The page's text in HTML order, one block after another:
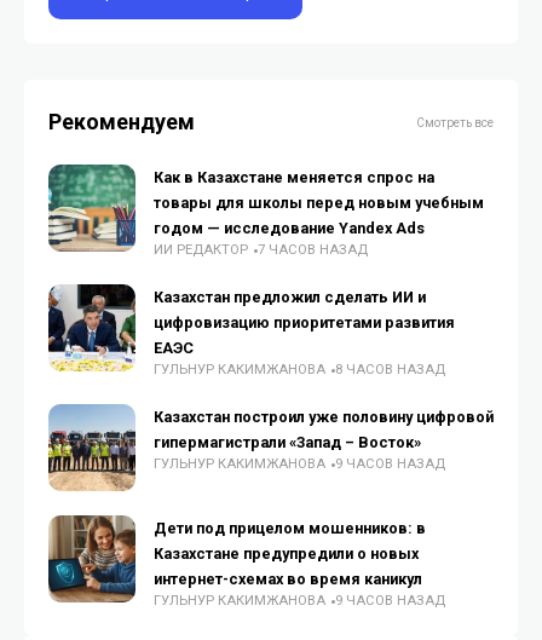
Рекомендуем Смотреть все
Как в Казахстане меняется спрос на
товары для школы перед новым учебным
годом — исследование Yandex Ads
ИИ РЕДАКТОР 7 ЧАСОВ НАЗАД
Казахстан предложил сделать ИИ и
цифровизацию приоритетами развития
ЕАЭС
ГУЛЬНУР КАКИМЖАНОВА 8 ЧАСОВ НАЗАД
Казахстан построил уже половину цифровой
гипермагистрали «Запад – Восток»
ГУЛЬНУР КАКИМЖАНОВА 9 ЧАСОВ НАЗАД
Дети под прицелом мошенников: в
Казахстане предупредили о новых
интернет-схемах во время каникул
ГУЛЬНУР КАКИМЖАНОВА 9 ЧАСОВ НАЗАД